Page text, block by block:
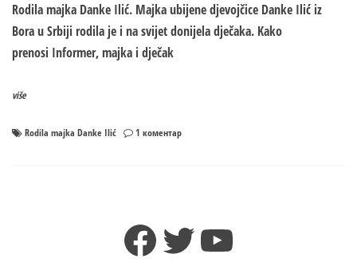
Rodila majka Danke Ilić. Majka ubijene djevojčice Danke Ilić iz
Bora u Srbiji rodila je i na svijet donijela dječaka. Kako
prenosi Informer, majka i dječak
više
Rodila majka Danke Ilić 1 коментарна
Facebook
TwitterYouTube